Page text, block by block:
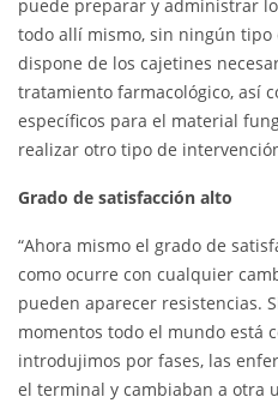
puede preparar y administrar
todo allí mismo, sin ningún tipo
dispone de los cajetines
tratamiento farmacológico, así
específicos para el material
realizar otro tipo de
Grado de satisfacción alto
“Ahora mismo el grado de
como ocurre con cualquier
pueden aparecer resistencias.
momentos todo el mundo está
introdujimos por fases, las
el terminal y cambiaban a otra